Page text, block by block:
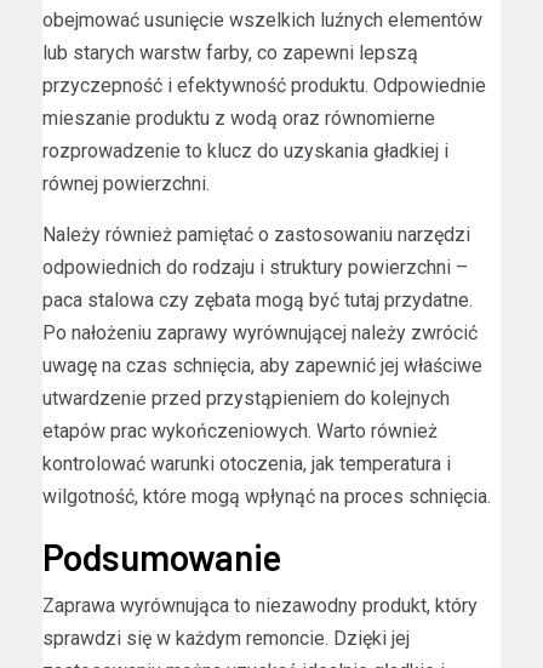
obejmować usunięcie wszelkich luźnych elementów
lub starych warstw farby, co zapewni lepszą
przyczepność i efektywność produktu. Odpowiednie
mieszanie produktu z wodą oraz równomierne
rozprowadzenie to klucz do uzyskania gładkiej i
równej powierzchni.
Należy również pamiętać o zastosowaniu narzędzi
odpowiednich do rodzaju i struktury powierzchni –
paca stalowa czy zębata mogą być tutaj przydatne.
Po nałożeniu zaprawy wyrównującej należy zwrócić
uwagę na czas schnięcia, aby zapewnić jej właściwe
utwardzenie przed przystąpieniem do kolejnych
etapów prac wykończeniowych. Warto również
kontrolować warunki otoczenia, jak temperatura i
wilgotność, które mogą wpłynąć na proces schnięcia.
Podsumowanie
Zaprawa wyrównująca to niezawodny produkt, który
sprawdzi się w każdym remoncie. Dzięki jej